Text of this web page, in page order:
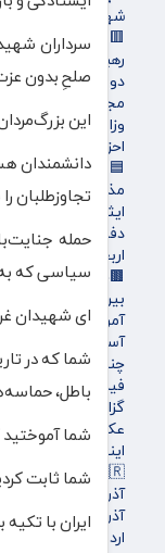
شهری و رفاهی
🟥سیاسی
رهبر انقلاب
دولت
مجلس
وزارت امور خارجه
احزاب و تشکلها
🟦فرهنگ و هنر
مذهبی
ایثار و شهادت
دفاع مقدس
اربعین
🟫جهان
بین الملل
آمریکا و اروپاه
آسیای غربی
چندرسانه‌ای
فیلم
گزارش تصویری
عکس
اینفوگرافی
🇮🇷استان ها
آذربایجان شرقی
آذربایجان غربی
اردبیل
سرداران
صلحِ بدون
این
دانشمندان
تجاوزطلبان
سیاسی که
ای شهیدان
شما که در
باطل،
شما آموختید
شما ثابت
ایران با